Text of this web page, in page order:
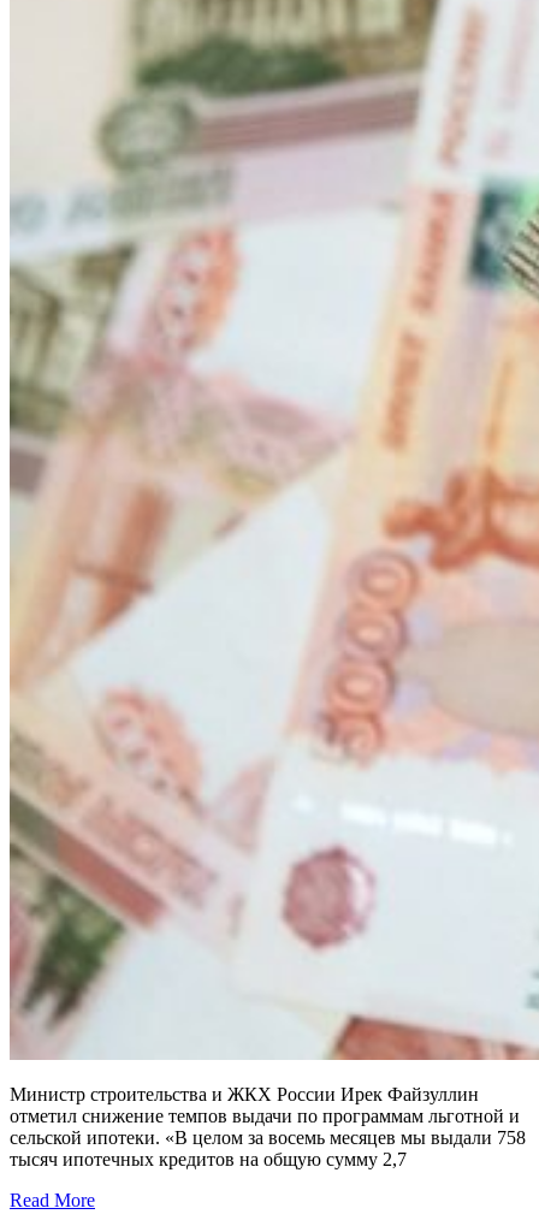
Министр строительства и ЖКХ России Ирек Файзуллин
отметил снижение темпов выдачи по программам льготной и
сельской ипотеки. «В целом за восемь месяцев мы выдали 758
тысяч ипотечных кредитов на общую сумму 2,7
Read More